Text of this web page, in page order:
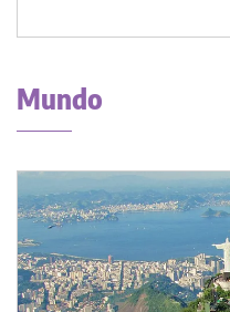
Mundo